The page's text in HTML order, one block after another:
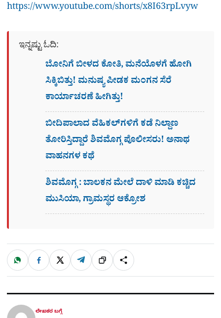
https://www.youtube.com/shorts/x8I63rpLvyw
ಇನ್ನಷ್ಟು ಓದಿ:
ಬೋನಿಗೆ ಬೀಳದ ಕೋತಿ, ಮನೆಯೊಳಗೆ ಹೋಗಿ
ಸಿಕ್ಕಿಬಿತ್ತು! ಮನುಷ್ಯ ಪೀಡಕ ಮಂಗನ ಸೆರೆ
ಕಾರ್ಯಾಚರಣೆ ಹೀಗಿತ್ತು!
ಬೀದಿಪಾಲಾದ ವೆಹಿಕಲ್​ಗಳಿಗೆ ಕಡೆ ನಿಲ್ದಾಣ
ತೋರಿಸ್ತಿದ್ದಾರೆ ಶಿವಮೊಗ್ಗ ಪೊಲೀಸರು! ಅನಾಥ
ವಾಹನಗಳ ಕಥೆ
ಶಿವಮೊಗ್ಗ : ಬಾಲಕನ ಮೇಲೆ ದಾಳಿ ಮಾಡಿ ಕಚ್ಚಿದ
ಮುಸಿಯಾ, ಗ್ರಾಮಸ್ಥರ ಆಕ್ರೋಶ
ಹಂಚಿಕೊಳ್ಳಿ
W
a
t
p
p
F
c
e
o
k
X T
l
e
a
m
ಲಿಂ
ಕ್
S
h
a
ಲೇಖಕರ ಬಗ್ಗೆ